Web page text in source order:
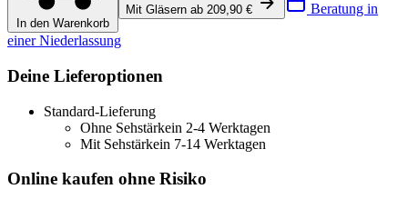
In den Warenkorb
Mit Gläsern ab 209,90 € Beratung in
einer Niederlassung
Deine Lieferoptionen
Standard-Lieferung
Ohne Sehstärkein 2-4 Werktagen
Mit Sehstärkein 7-14 Werktagen
Online kaufen ohne Risiko